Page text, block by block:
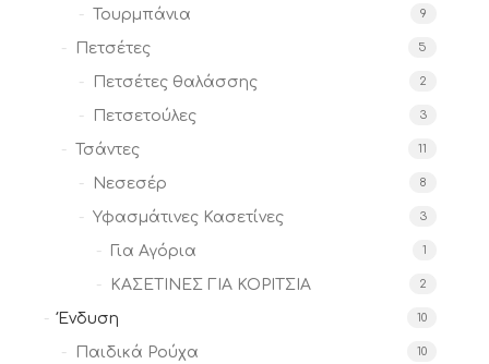
Τουρμπάνια 9
Πετσέτες 5
Πετσέτες θαλάσσης 2
Πετσετούλες 3
Τσάντες 11
Νεσεσέρ 8
Υφασμάτινες Κασετίνες 3
Για Αγόρια 1
ΚΑΣΕΤΙΝΕΣ ΓΙΑ ΚΟΡΙΤΣΙΑ 2
Ένδυση 10
Παιδικά Ρούχα 10